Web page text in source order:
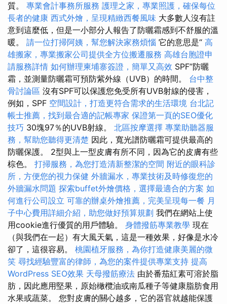
質。 專業會計事務所服務 護理之家，專業照護，確保每位
長者的健康 西式外燴，呈現精緻西餐風味 大多數人沒有註
意到這麼低，但是一小部分人報告了防曬霜感到不舒服的溫
暖。 請一位打掃阿姨，幫您解決家務煩惱 它的意思是“ 高
雄搬家，專業搬家公司提供全方位搬遷服務 高雄台胞證申
請服務詳情 如何辦理柬埔寨簽證，簡單又高效 SPF”防曬
霜，並測量防曬霜可預防紫外線（UVB）的時間。 台中整
骨討論區 沒有SPF可以保護您免受所有UVB射線的侵害，
例如，SPF 空間設計，打造更符合需求的生活環境 台北記
帳士推薦，找到最合適的記帳專家 保證第一頁的SEO優化
技巧 30塊97％的UVB射線。 北區按摩選擇 專業助聽器服
務，幫助您聽得更清楚 因此，寬光譜防曬霜可提供最高的
防曬保護。 2型與上一型皮膚有所不同，因為它的皮膚有些
棕色。 打掃服務，為您打造清新整潔的空間 附近的眼科診
所，方便您的視力保健 外牆漏水，專業技術及時修復您的
外牆漏水問題 探索buffet外燴價格，選擇最適合的方案 如
何進行公司設立 可靠的辦桌外燴推薦，完美呈現每一餐 月
子中心費用詳細介紹，助您做好預算規劃 我們在網站上使
用cookie進行優質的用戶體驗。 身體撥筋專業教學 現在
（與我們在一起）有大風天氣，這是一種效果，好像是水冷
卻了，這很容易。 桃園植牙服務，為你打造健康美麗的微
笑 尋找經驗豐富的律師，為您的案件提供專業支持 提高
WordPress SEO效果 天母撥筋療法 由於番茄紅素可溶於脂
肪，因此應用堅果，原始橄欖油或南瓜種子等健康脂肪食用
水果或蔬菜。 您對皮膚的關心越多，它的器官就越能保護